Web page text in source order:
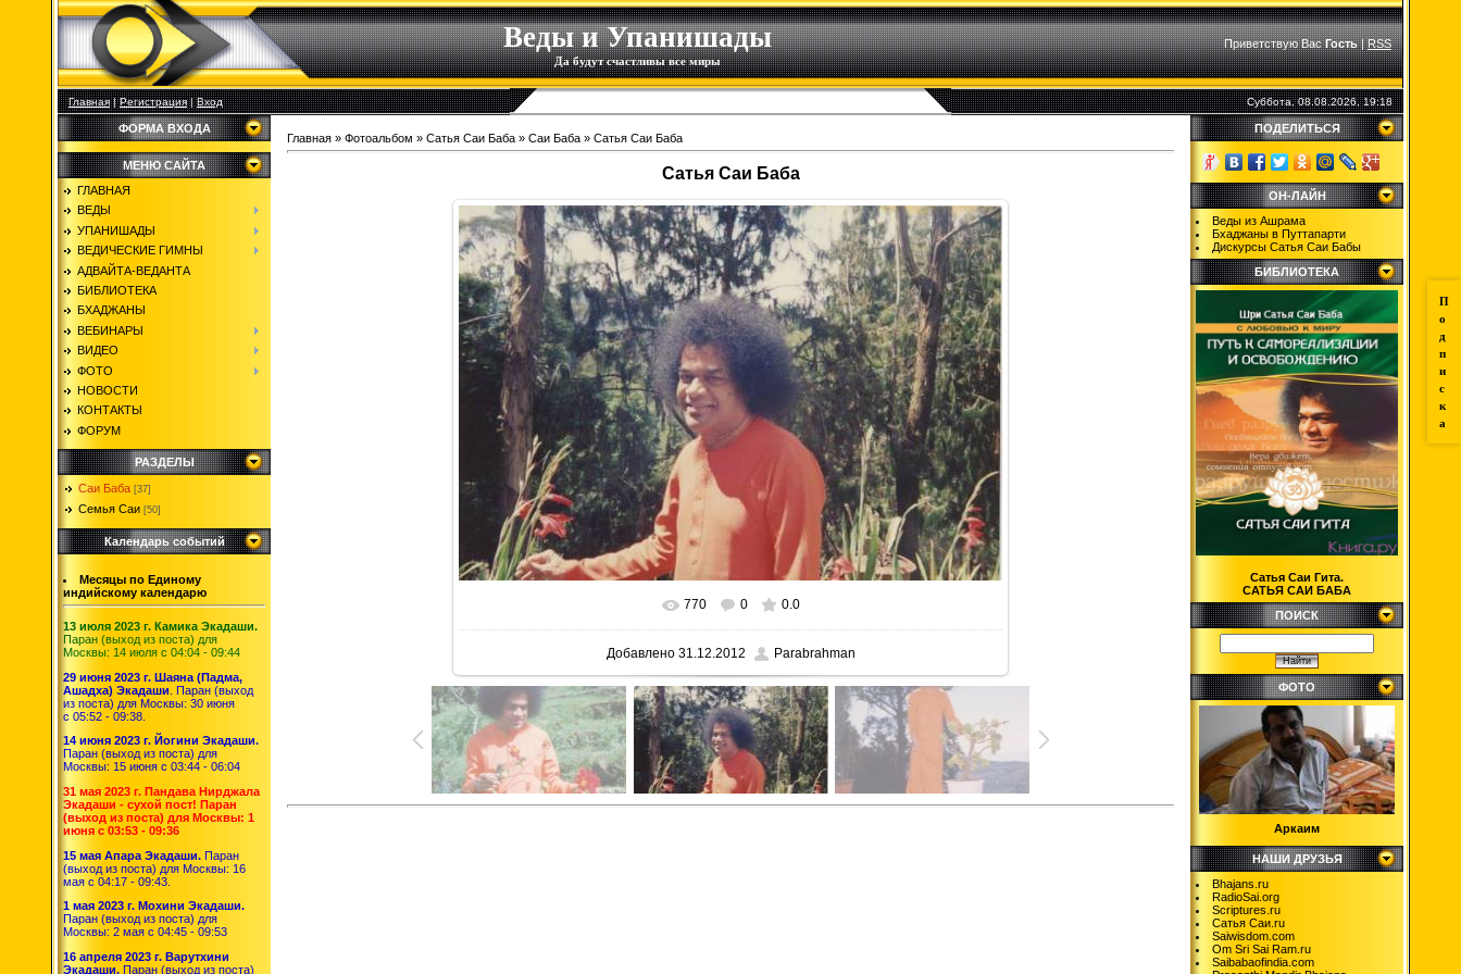
Веды и Упанишады
Да будут счастливы все миры
Приветствую Вас Гость|RSS
Главная|Регистрация|Вход Суббота, 08.08.2026, 19:18
П
о
д
п
и
с
к
а
ФОРМА ВХОДА
МЕНЮ САЙТА
ГЛАВНАЯ
ВЕДЫ
УПАНИШАДЫ
ВЕДИЧЕСКИЕ ГИМНЫ
АДВАЙТА-ВЕДАНТА
БИБЛИОТЕКА
БХАДЖАНЫ
ВЕБИНАРЫ
ВИДЕО
ФОТО
НОВОСТИ
КОНТАКТЫ
ФОРУМ
РАЗДЕЛЫ
Саи Баба [37]
Семья Саи [50]
Календарь событий
Месяцы по Единому
индийскому календарю
13 июля 2023 г. Камика Экадаши.
Паран (выход из поста) для
Москвы: 14 июля с 04:04 - 09:44
29 июня 2023 г. Шаяна (Падма,
Ашадха) Экадаши . Паран (выход
из поста) для Москвы: 30 июня
с 05:52 - 09:38.
14 июня 2023 г. Йогини Экадаши.
Паран (выход из поста) для
Москвы: 15 июня с 03:44 - 06:04
31 мая 2023 г. Пандава Нирджала
Экадаши - сухой пост! Паран
(выход из поста) для Москвы: 1
июня с 03:53 - 09:36
15 мая Апара Экадаши. Паран
(выход из поста) для Москвы: 16
мая с 04:17 - 09:43.
1 мая 2023 г. Мохини Экадаши.
Паран (выход из поста) для
Москвы: 2 мая с 04:45 - 09:53
16 апреля 2023 г. Варутхини
Экадаши. Паран (выход из поста)
Главная » Фотоальбом » Сатья Саи Баба » Саи Баба » Сатья Саи Баба
Сатья Саи Баба
В реальном размере 800x552
770 0 0.0
Добавлено31.12.2012 Parabrahman
ПОДЕЛИТЬСЯ
ОН-ЛАЙН
Веды из Ашрама
Бхаджаны в Путтапарти
Дискурсы Сатья Саи Бабы
БИБЛИОТЕКА
Сатья Саи Гита.
САТЬЯ САИ БАБА
ПОИСК
ФОТО
Аркаим
НАШИ ДРУЗЬЯ
Bhajans.ru
RadioSai.org
Scriptures.ru
Сатья Саи.ru
Saiwisdom.com
Om Sri Sai Ram.ru
Saibabaofindia.com